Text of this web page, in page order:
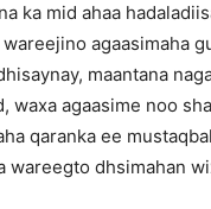
ka mid ahaa
agaasimaha
maantana
waxa agaasime noo
qaranka ee
wareegto dhsimahan